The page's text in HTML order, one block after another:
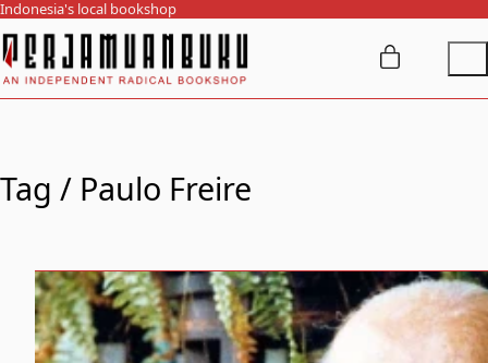
Indonesia's local bookshop
Tag / Paulo Freire